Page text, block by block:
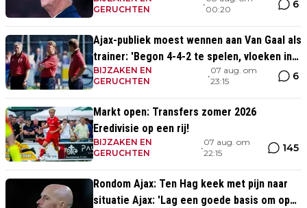
GERUCHTEN
•
00:20
6
Ajax-publiek moest wennen aan Van Gaal als
trainer: 'Begon 4-4-2 te spelen, vloeken in
de kerk'
BIJZAKEN EN
GERUCHTEN
•
07 aug. om
23:15
6
Markt open: Transfers zomer 2026
Eredivisie op een rij!
BIJZAKEN EN
GERUCHTEN
•
07 aug. om
22:15
145
Rondom Ajax: Ten Hag keek met pijn naar
situatie Ajax: 'Lag een goede basis om op